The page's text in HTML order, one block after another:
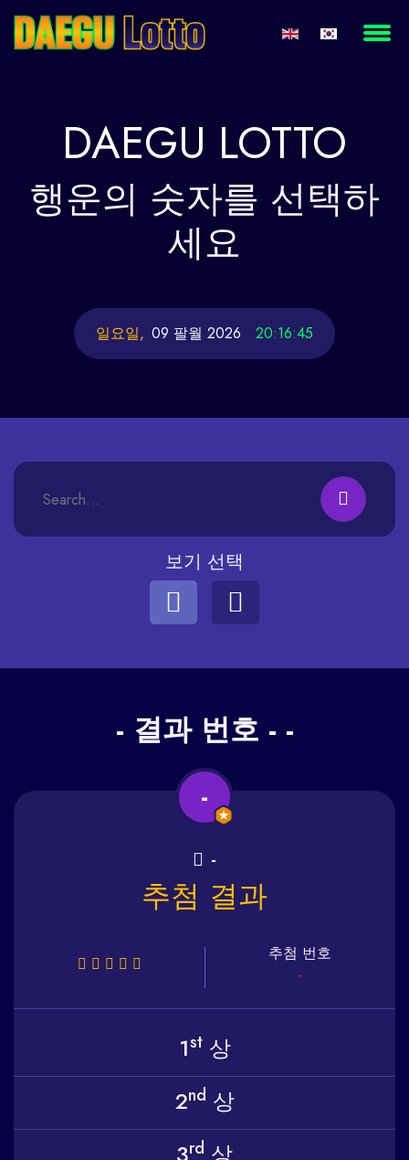
DAEGU LOTTO
행운의 숫자를 선택하
세요
일요일, 09 팔월 2026 20:16:46
보기 선택
- 결과 번호 - -
-
-
추첨 결과
추첨 번호
-
1st상
2nd 상
rd